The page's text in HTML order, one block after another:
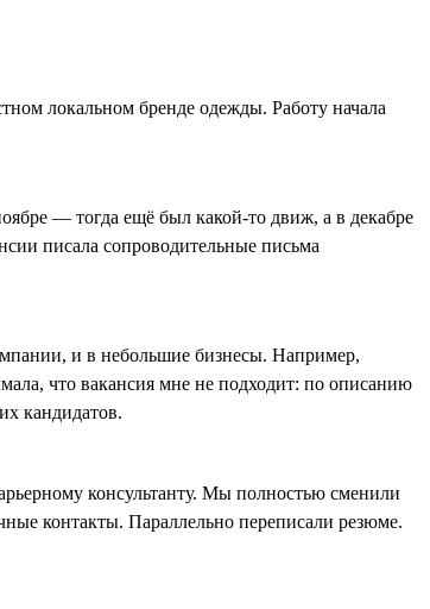
локальном бренде одежды. Работу начала
— тогда ещё был какой-то движ, а в декабре
писала сопроводительные письма
и в небольшие бизнесы. Например,
что вакансия мне не подходит: по описанию
кандидатов.
консультанту. Мы полностью сменили
контакты. Параллельно переписали резюме.